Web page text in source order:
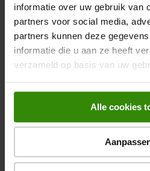
informatie over uw gebruik van
partners voor social media,
partners kunnen deze
informatie die u aan ze heeft
verzameld op basis van uw
Alle cookies